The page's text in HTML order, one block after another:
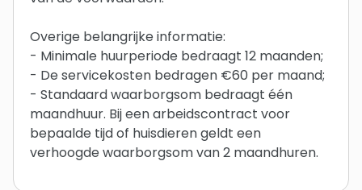
Overige belangrijke informatie:
- Minimale huurperiode bedraagt 12 maanden;
- De servicekosten bedragen €60 per maand;
- Standaard waarborgsom bedraagt één
maandhuur. Bij een arbeidscontract voor
bepaalde tijd of huisdieren geldt een
verhoogde waarborgsom van 2 maandhuren.